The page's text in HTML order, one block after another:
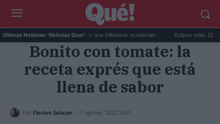
Últimas Noticias- Noticias Que!:
RoRo Bueno copia estilo: una influencer ecuatorian... Eclipse solar 12
Bonito con tomate: la
receta exprés que está
llena de sabor
Por Florian Salazar - 7 agosto, 2022 14:01